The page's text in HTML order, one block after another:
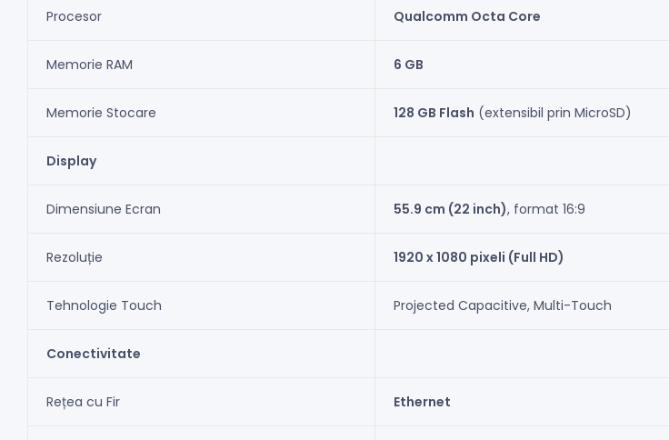
Procesor Qualcomm Octa Core
Memorie RAM 6 GB
Memorie Stocare 128 GB Flash (extensibil prin MicroSD)
Display
Dimensiune Ecran 55.9 cm (22 inch), format 16:9
Rezoluție 1920 x 1080 pixeli (Full HD)
Tehnologie Touch Projected Capacitive, Multi-Touch
Conectivitate
Rețea cu Fir Ethernet